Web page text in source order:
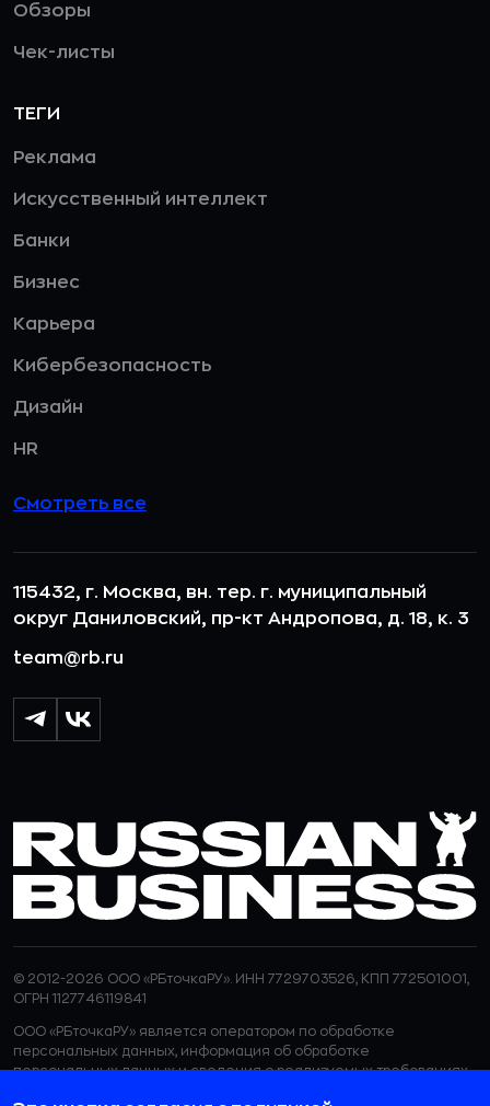
Обзоры
Чек-листы
ТЕГИ
Реклама
Искусственный интеллект
Банки
Бизнес
Карьера
Кибербезопасность
Дизайн
HR
Смотреть все
115432, г. Москва, вн. тер. г. муниципальный
округ Даниловский, пр-кт Андропова, д. 18, к. 3
team@rb.ru
© 2012-2026 ООО «РБточкаРУ». ИНН 7729703526, КПП 772501001,
ОГРН 1127746119841
ООО «РБточкаРУ» является оператором по обработке
персональных данных, информация об обработке
персональных данных и сведения о реализуемых требованиях